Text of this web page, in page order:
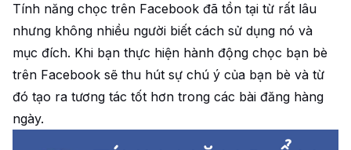
Tính năng chọc trên Facebook đã tồn tại từ rất lâu
nhưng không nhiều người biết cách sử dụng nó và
mục đích. Khi bạn thực hiện hành động chọc bạn bè
trên Facebook sẽ thu hút sự chú ý của bạn bè và từ
đó tạo ra tương tác tốt hơn trong các bài đăng hàng
ngày.